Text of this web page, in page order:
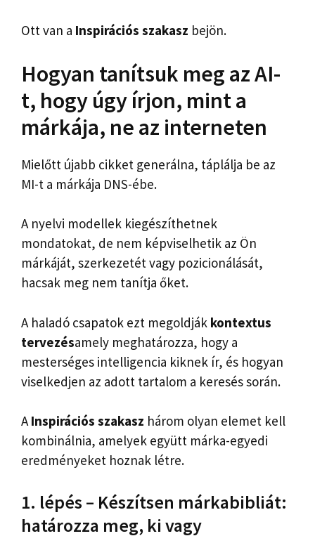
Ott van a Inspirációs szakasz bejön.
Hogyan tanítsuk meg az AI-
t, hogy úgy írjon, mint a
márkája, ne az interneten
Mielőtt újabb cikket generálna, táplálja be az
MI-t a márkája DNS-ébe.
A nyelvi modellek kiegészíthetnek
mondatokat, de nem képviselhetik az Ön
márkáját, szerkezetét vagy pozicionálását,
hacsak meg nem tanítja őket.
A haladó csapatok ezt megoldják kontextus
tervezésamely meghatározza, hogy a
mesterséges intelligencia kiknek ír, és hogyan
viselkedjen az adott tartalom a keresés során.
AInspirációs szakasz három olyan elemet kell
kombinálnia, amelyek együtt márka-egyedi
eredményeket hoznak létre.
1. lépés – Készítsen márkabibliát:
határozza meg, ki vagy